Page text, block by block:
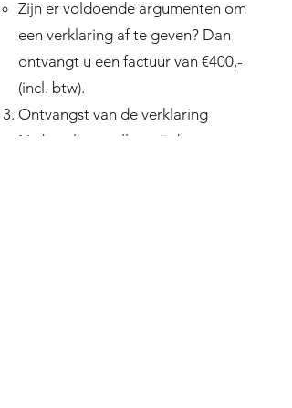
Zijn er voldoende argumenten om
een verklaring af te geven? Dan
ontvangt u een factuur van €400,-
(incl. btw).
Ontvangst van de verklaring
Na betaling stellen wij de